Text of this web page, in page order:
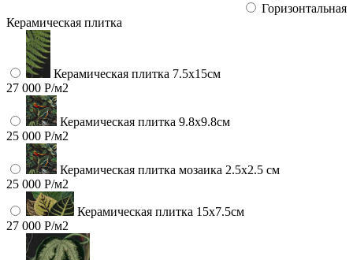
Горизонтальная
Керамическая плитка
Керамическая плитка 7.5х15см
27 000 Р/м2
Керамическая плитка 9.8x9.8см
25 000 Р/м2
Керамическая плитка мозаика 2.5x2.5 см
25 000 Р/м2
Керамическая плитка 15х7.5см
27 000 Р/м2